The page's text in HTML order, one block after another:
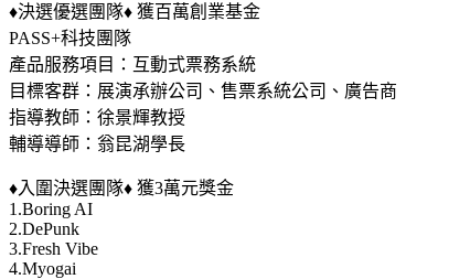
♦️決選優選團隊♦️ 獲百萬創業基金
PASS+科技團隊
產品服務項目：互動式票務系統
目標客群：展演承辦公司、售票系統公司、廣告商
指導教師：徐景輝教授
輔導導師：翁昆湖學長
♦️入圍決選團隊♦️ 獲3萬元獎金
1.Boring AI
2.DePunk
3.Fresh Vibe
4.Myogai